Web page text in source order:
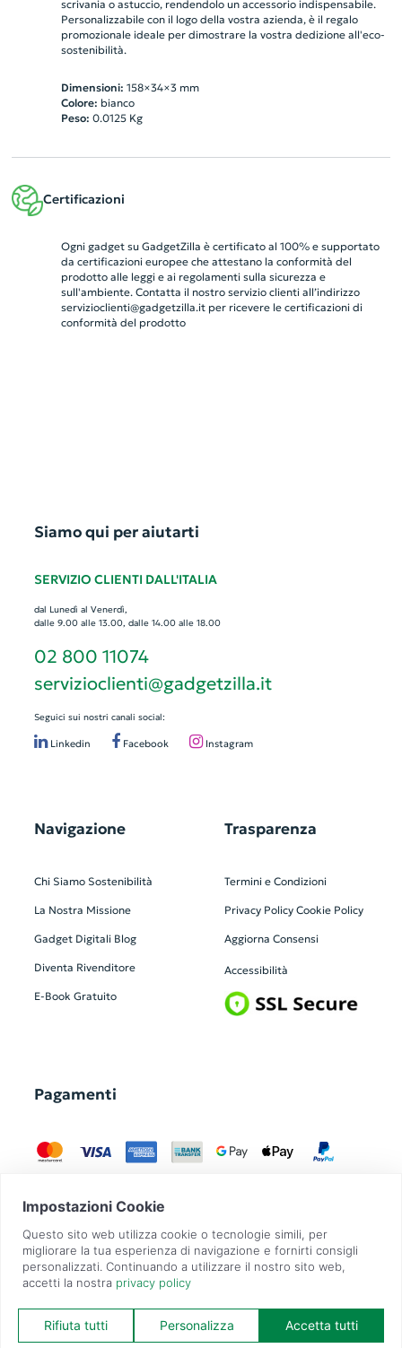
scrivania o astuccio, rendendolo un accessorio indispensabile.
Personalizzabile con il logo della vostra azienda, è il regalo
promozionale ideale per dimostrare la vostra dedizione all'eco-
sostenibilità.
Dimensioni: 158×34×3 mm
Colore: bianco
Peso: 0.0125Kg
Certificazioni
Ogni gadget su GadgetZilla è certificato al 100% e supportato
da certificazioni europee che attestano la conformità del
prodotto alle leggi e ai regolamenti sulla sicurezza e
sull'ambiente. Contatta il nostro servizio clienti all’indirizzo
servizioclienti@gadgetzilla.itper ricevere le certificazioni di
conformità del prodotto
Siamo qui per aiutarti
SERVIZIO CLIENTI DALL'ITALIA
dal Lunedì al Venerdì,
dalle 9.00 alle 13.00, dalle 14.00 alle 18.00
02 800 11074
servizioclienti@gadgetzilla.it
Seguici sui nostri canali social:
Linkedin Facebook Instagram
Navigazione
Chi Siamo Sostenibilità
La Nostra Missione
Gadget Digitali Blog
Diventa Rivenditore
E-Book Gratuito
Trasparenza
Termini e Condizioni
Privacy Policy Cookie Policy
Aggiorna Consensi
Accessibilità
Pagamenti
GadgetZilla è un Brand di Overbi S.r.l.| realizzato con Contit
| © 2026 Tutti
i diritti riservati | P.IVA: 09351560967